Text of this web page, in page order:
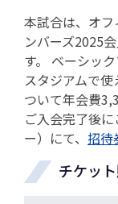
本試合は、オ
ンバーズ2025
す。 ベーシッ
スタジアムで
ついて年会費
ご入会完了後
ー）にて、 招待
チケッ